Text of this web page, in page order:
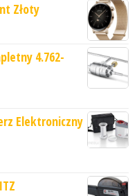
Złoty
4.762-
Elektroniczny